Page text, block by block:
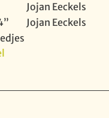
Jojan Eeckels
Jojan Eeckels